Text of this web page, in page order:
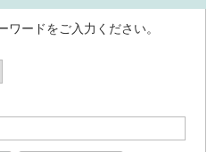
ワードをご入力ください。